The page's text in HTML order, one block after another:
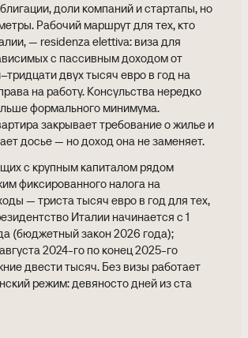
доли компаний и стартапы, но
Рабочий маршрут для тех, кто
— residenza elettiva: виза для
с пассивным доходом от
двух тысяч евро в год на
на работу. Консульства нередко
формального минимума.
закрывает требование о жилье и
досье — но доход она не заменяет.
с крупным капиталом рядом
фиксированного налога на
— триста тысяч евро в год для тех,
Италии начинается с 1
(бюджетный закон 2026 года);
2024-го по конец 2025-го
двести тысяч. Без визы работает
режим: девяносто дней из ста